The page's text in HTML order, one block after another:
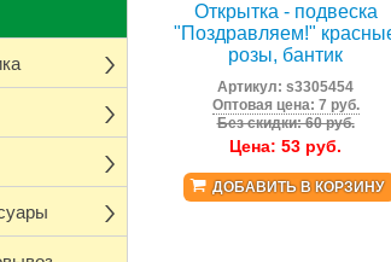
Открытка - подвеска
"Поздравляем!"
розы, бантик
Артикул: s3305454
Оптовая цена: 7 руб.
Без скидки: 60 руб.
Цена: 53 руб.
ДОБАВИТЬ В КОРЗИНУ